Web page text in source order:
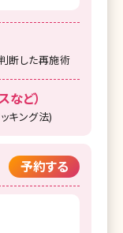
院
断した再施術
など）
キング法)
予約する